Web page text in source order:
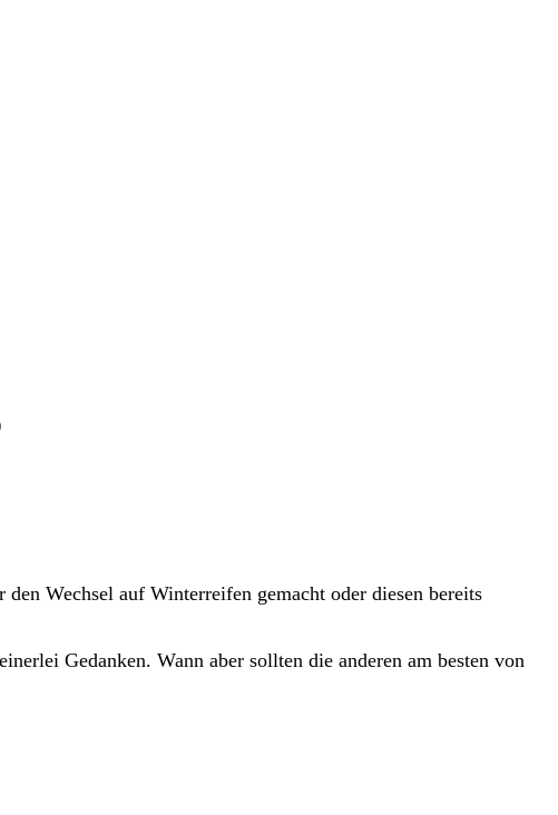
Wechsel auf Winterreifen gemacht oder diesen bereits
Gedanken. Wann aber sollten die anderen am besten von